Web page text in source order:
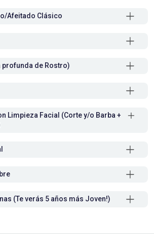
Afeitado Clásico
profunda de Rostro)
Limpieza Facial (Corte y/o Barba +
(Te verás 5 años más Joven!)